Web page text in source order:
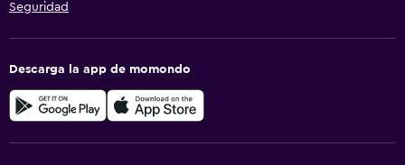
Seguridad
Descarga la app de momondo